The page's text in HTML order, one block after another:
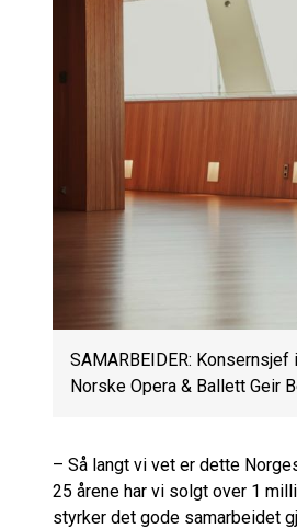
SAMARBEIDER:
Norske Opera & Ballett Geir
– Så langt vi vet er dette
25 årene har vi solgt over 1
styrker det gode samarbeidet